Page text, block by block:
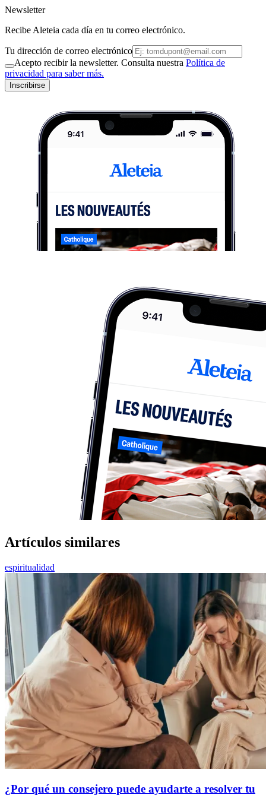
Newsletter
Recibe Aleteia cada día en tu correo electrónico.
Tu dirección de correo electrónico
Acepto recibir la newsletter. Consulta nuestra Política de
privacidad para saber más.
Inscribirse
Artículos similares
espiritualidad
¿Por qué un consejero puede ayudarte a resolver tu